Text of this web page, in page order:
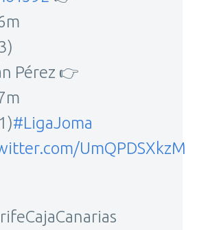
Pérez 👉
#LigaJoma
UmQPDSXkzM